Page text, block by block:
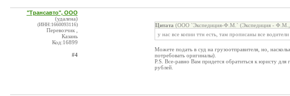
"Трансавто", ООО
(удалена)
(ИНН:1660093116)
Перевозчик ,
Казань
Код:16899
#4
Цитата (ООО `Экспедиция-Ф.М.` (Экспедиция -
у нас все копии ттн есть, там прописаны все
Можете подать в суд на грузоотправителя, но,
потребовать оригиналы).
P.S. Все-равно Вам придется обратиться к юристу для
рублей.